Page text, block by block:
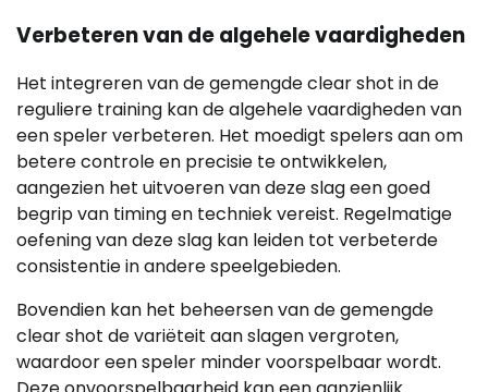
Verbeteren van de algehele vaardigheden
Het integreren van de gemengde clear shot in de
reguliere training kan de algehele vaardigheden van
een speler verbeteren. Het moedigt spelers aan om
betere controle en precisie te ontwikkelen,
aangezien het uitvoeren van deze slag een goed
begrip van timing en techniek vereist. Regelmatige
oefening van deze slag kan leiden tot verbeterde
consistentie in andere speelgebieden.
Bovendien kan het beheersen van de gemengde
clear shot de variëteit aan slagen vergroten,
waardoor een speler minder voorspelbaar wordt.